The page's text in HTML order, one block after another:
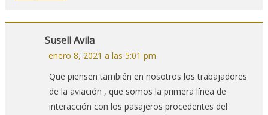
Susell Avila
enero 8, 2021 a las 5:01 pm
Que piensen también en nosotros los trabajadores
de la aviación , que somos la primera línea de
interacción con los pasajeros procedentes del